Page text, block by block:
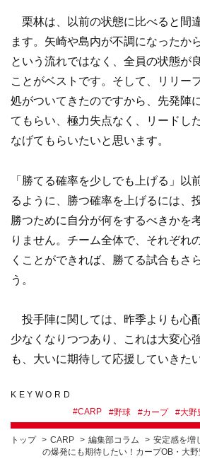
栗林は、以前の状態に比べると間
ます。矢崎や島内が不調になったか
という流れではなく、全員の状態が
ことがベストです。そして、リリー
処がついてきたのですから、先発陣
てもらい、極力失点なく、リードし
なげてもらいたいと思います。
「勝てる確率を少しでも上げる」以
るように、勝つ確率を上げるには、
勝つために自分が何をするべきかを
りません。チーム全体で、それぞれ
くことができれば、勝てる試合もさ
う。
投手陣に関しては、昨季よりも心
少なくなりつつあり、これは大変心
も、大いに期待して応援していきた
KEYWORD
#CARP #野球 #カープ #大野
トップ CARP 編集部コラム
安定感を増
の爆発にも期待したい！カープOB・大